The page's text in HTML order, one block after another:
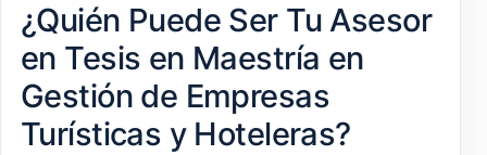
¿Quién Puede Ser Tu Asesor
en Tesis en Maestría en
Gestión de Empresas
Turísticas y Hoteleras?